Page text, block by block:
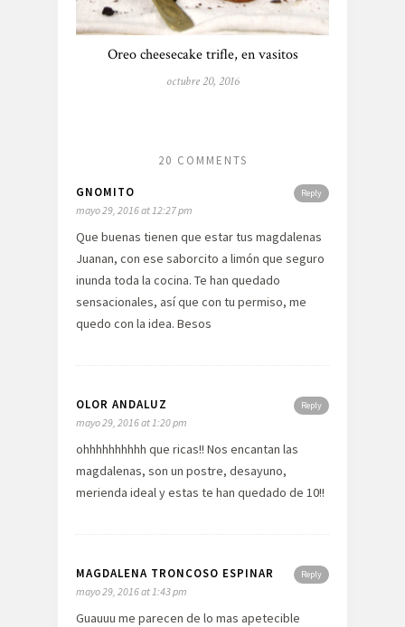
Oreo cheesecake trifle, en vasitos
octubre 20, 2016
20 COMMENTS
Reply
GNOMITO
mayo 29, 2016 at 12:27 pm
Que buenas tienen que estar tus magdalenas
Juanan, con ese saborcito a limón que seguro
inunda toda la cocina. Te han quedado
sensacionales, así que con tu permiso, me
quedo con la idea. Besos
Reply
OLOR ANDALUZ
mayo 29, 2016 at 1:20 pm
ohhhhhhhhhh que ricas!! Nos encantan las
magdalenas, son un postre, desayuno,
merienda ideal y estas te han quedado de 10!!
Reply
MAGDALENA TRONCOSO ESPINAR
mayo 29, 2016 at 1:43 pm
Guauuu me parecen de lo mas apetecible